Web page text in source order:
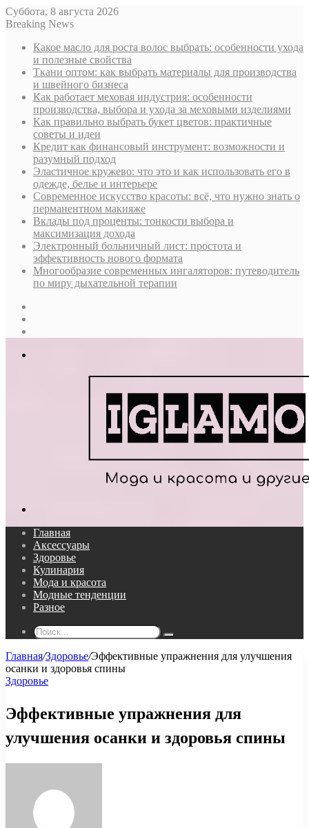
Суббота, 8 августа 2026
Breaking News
Какое масло для роста волос выбрать: особенности ухода
и полезные свойства
Ткани оптом: как выбрать материалы для производства
и швейного бизнеса
Как работает меховая индустрия: особенности
производства, выбора и ухода за меховыми изделиями
Как правильно выбрать букет цветов: практичные
советы и идеи
Кредит как финансовый инструмент: возможности и
разумный подход
Эластичное кружево: что это и как использовать его в
одежде, белье и интерьере
Современное искусство красоты: всё, что нужно знать о
перманентном макияже
Вклады под проценты: тонкости выбора и
максимизация дохода
Электронный больничный лист: простота и
эффективность нового формата
Многообразие современных ингаляторов: путеводитель
по миру дыхательной терапии
Главная
Аксессуары
Здоровье
Кулинария
Мода и красота
Модные тенденции
Разное
Поиск...
Главная/Здоровье/Эффективные упражнения для улучшения
осанки и здоровья спины
Здоровье
Эффективные упражнения для
улучшения осанки и здоровья спины